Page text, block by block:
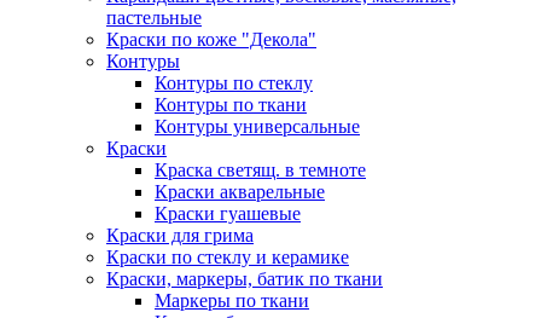
пастельные
Краски по коже "Декола"
Контуры
Контуры по стеклу
Контуры по ткани
Контуры универсальные
Краски
Краска светящ. в темноте
Краски акварельные
Краски гуашевые
Краски для грима
Краски по стеклу и керамике
Краски, маркеры, батик по ткани
Маркеры по ткани